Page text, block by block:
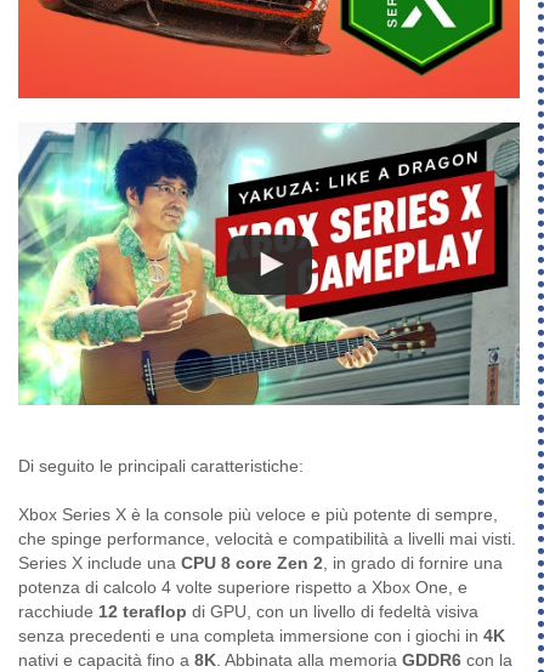
Di seguito le principali caratteristiche:
Xbox Series X è la console più veloce e più potente di sempre,
che spinge performance, velocità e compatibilità a livelli mai visti.
Series X include una CPU 8 core Zen 2 , in grado di fornire una
potenza di calcolo 4 volte superiore rispetto a Xbox One, e
racchiude 12 teraflop di GPU, con un livello di fedeltà visiva
senza precedenti e una completa immersione con i giochi in 4K
nativi e capacità fino a 8K . Abbinata alla memoria GDDR6 con la